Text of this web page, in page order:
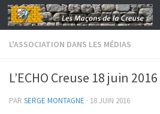
Skip to content
L'ASSOCIATION DANS LES MÉDIAS
L’ECHO Creuse 18 juin 2016
PAR SERGE MONTAGNE · 18 JUIN 2016